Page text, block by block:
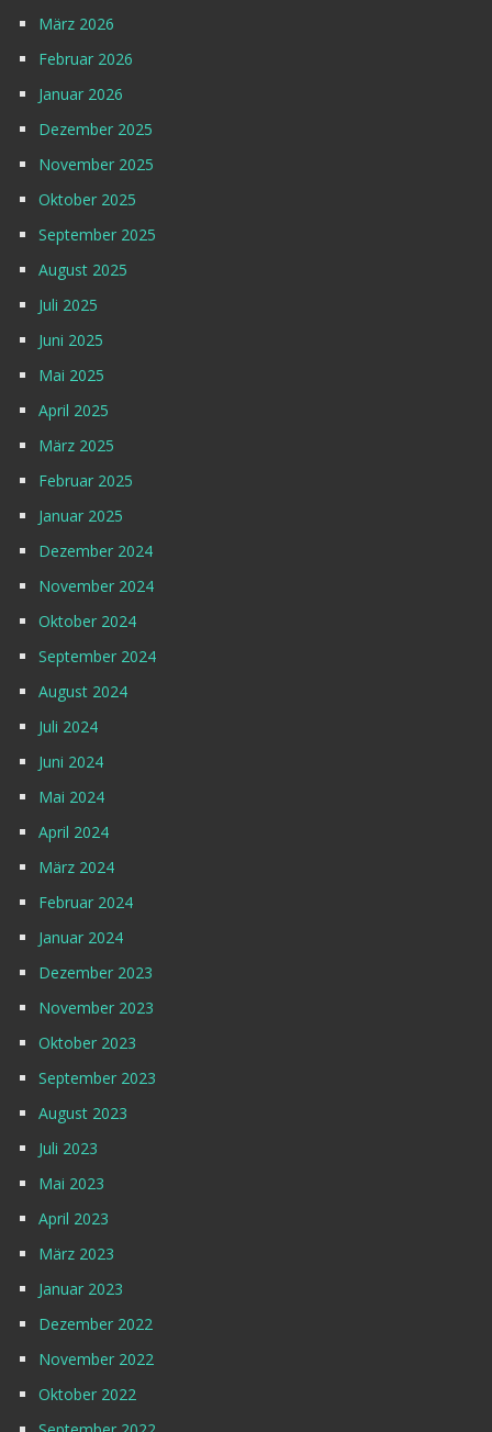
März 2026
Februar 2026
Januar 2026
Dezember 2025
November 2025
Oktober 2025
September 2025
August 2025
Juli 2025
Juni 2025
Mai 2025
April 2025
März 2025
Februar 2025
Januar 2025
Dezember 2024
November 2024
Oktober 2024
September 2024
August 2024
Juli 2024
Juni 2024
Mai 2024
April 2024
März 2024
Februar 2024
Januar 2024
Dezember 2023
November 2023
Oktober 2023
September 2023
August 2023
Juli 2023
Mai 2023
April 2023
März 2023
Januar 2023
Dezember 2022
November 2022
Oktober 2022